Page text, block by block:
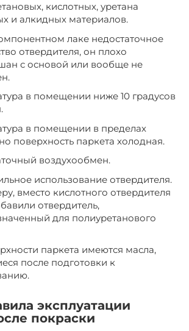
кислотных, уретана
и алкидных материалов.
лаке недостаточное
отвердителя, он плохо
с основой или вообще не
в помещении ниже 10 градусов
в помещении в пределах
поверхность паркета холодная.
воздухообмен.
использование отвердителя.
вместо кислотного отвердителя
отвердитель,
для полиуретанового
паркета имеются масла,
после подготовки к
эксплуатации
покраски